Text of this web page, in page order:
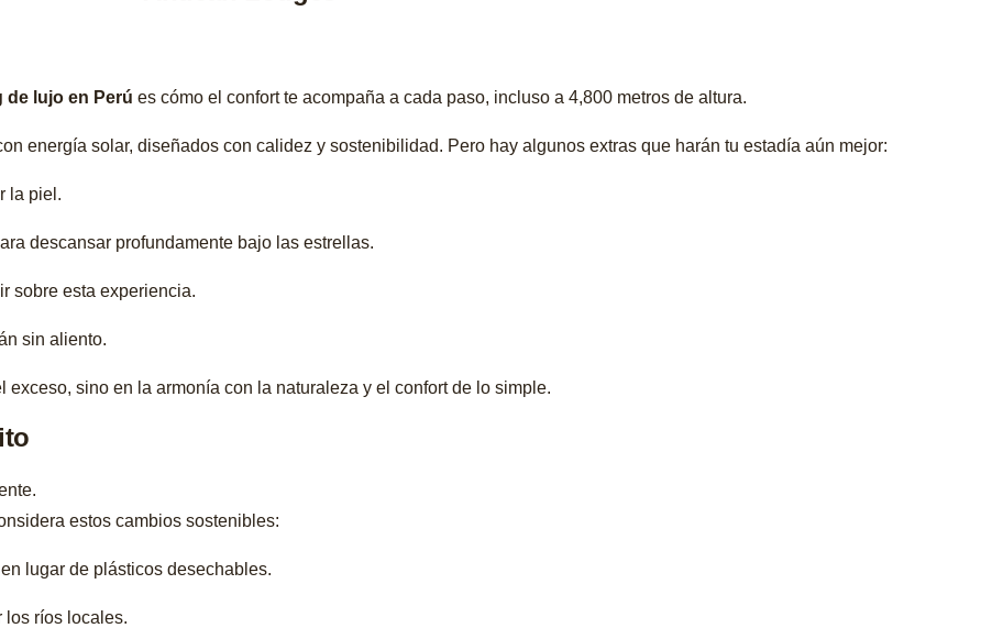
de lujo en Perú es cómo el confort te acompaña a cada paso, incluso a 4,800 metros de altura.
energía solar, diseñados con calidez y sostenibilidad. Pero hay algunos extras que harán tu estadía aún mejor:
la piel.
descansar profundamente bajo las estrellas.
sobre esta experiencia.
sin aliento.
sino en la armonía con la naturaleza y el confort de lo simple.
estos cambios sostenibles:
en lugar de plásticos desechables.
los ríos locales.